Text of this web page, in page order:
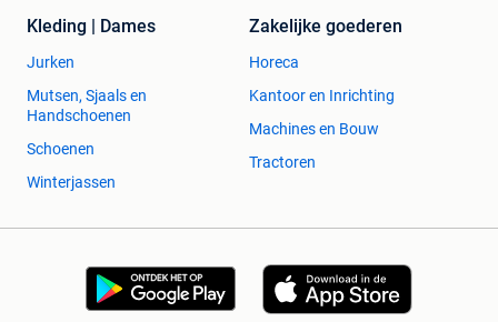
Kleding | Dames
Jurken
Mutsen, Sjaals en
Handschoenen
Schoenen
Winterjassen
Zakelijke goederen
Horeca
Kantoor en Inrichting
Machines en Bouw
Tractoren